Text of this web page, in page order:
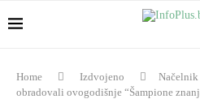
Home Izdvojeno
Načelnik
obradovali ovogodišnje “Šampione